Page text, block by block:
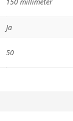
150 millimeter
Ja
50